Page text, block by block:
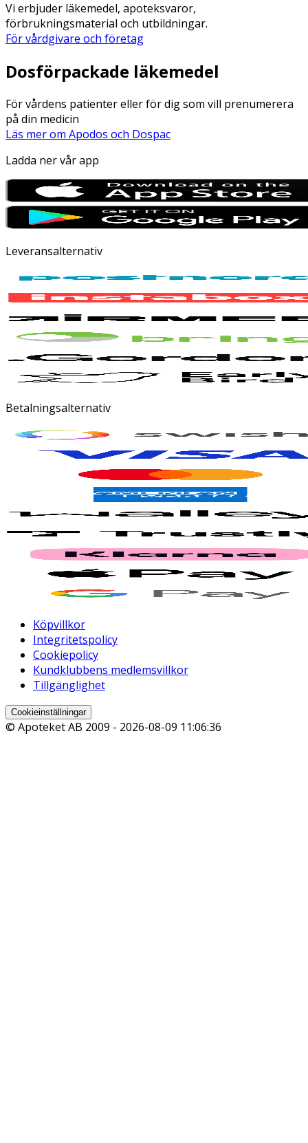
Vi erbjuder läkemedel, apoteksvaror,
förbrukningsmaterial och utbildningar.
För vårdgivare och företag
Dosförpackade läkemedel
För vårdens patienter eller för dig som vill prenumerera
på din medicin
Läs mer om Apodos och Dospac
Ladda ner vår app
Leveransalternativ
Betalningsalternativ
Köpvillkor
Integritetspolicy
Cookiepolicy
Kundklubbens medlemsvillkor
Tillgänglighet
Cookieinställningar
© Apoteket AB 2009 - 2026-08-09 11:06:36